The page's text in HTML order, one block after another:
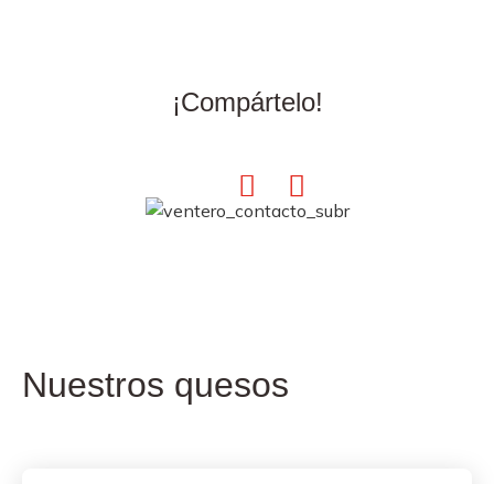
¡Compártelo!
Nuestros quesos